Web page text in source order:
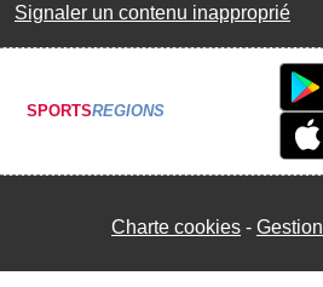
Signaler un contenu inapproprié
SPORTSREGIONS
Charte cookies